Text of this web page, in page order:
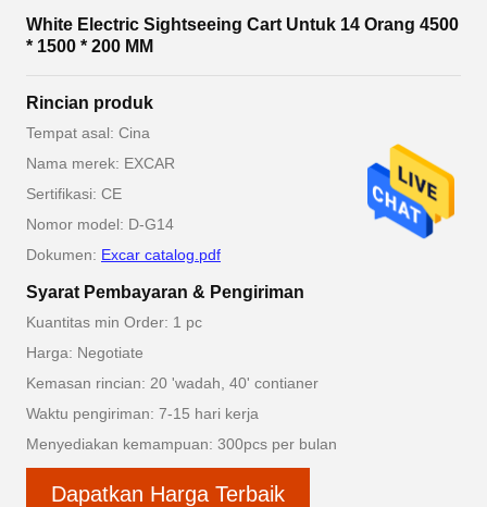
White Electric Sightseeing Cart Untuk 14 Orang 4500
* 1500 * 200 MM
Rincian produk
Tempat asal: Cina
Nama merek: EXCAR
Sertifikasi: CE
Nomor model: D-G14
Dokumen: Excar catalog.pdf
Syarat Pembayaran & Pengiriman
Kuantitas min Order: 1 pc
Harga: Negotiate
Kemasan rincian: 20 'wadah, 40' contianer
Waktu pengiriman: 7-15 hari kerja
Menyediakan kemampuan: 300pcs per bulan
Dapatkan Harga Terbaik